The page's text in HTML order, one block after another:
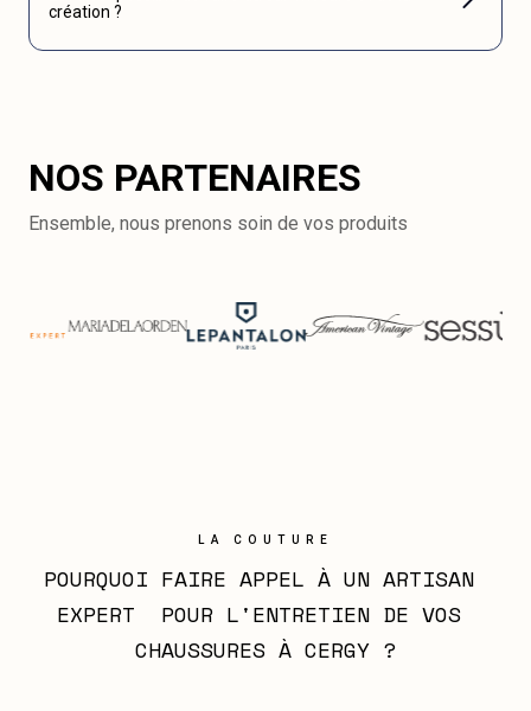
création ?
NOS PARTENAIRES
Ensemble, nous prenons soin de vos produits
LA COUTURE
POURQUOI FAIRE APPEL À UN ARTISAN
EXPERT  POUR L'ENTRETIEN DE VOS
CHAUSSURES À CERGY ?